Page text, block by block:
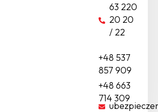
63 220
20 20
/ 22
+48 537
857 909
+48 663
714 309